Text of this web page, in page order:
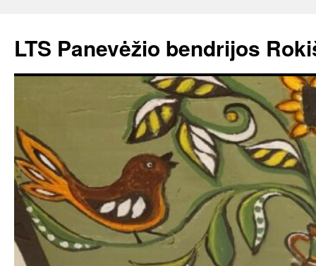
turinio
LTS Panevėžio bendrijos